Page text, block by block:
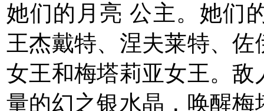
她们的月亮 公主。她们
王杰戴特、涅夫莱特、
女王和梅塔莉亚女王。
量的幻之银水晶，唤醒